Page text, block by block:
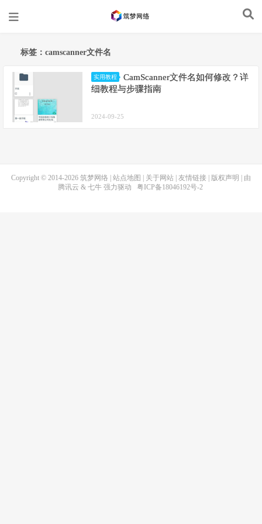
标签：camscanner文件名
实用教程
CamScanner文件名如何修改？详
细教程与步骤指南
2024-09-25
Copyright © 2014-2026 筑梦网络 站点地图 关于网站 友情链接 版权声明
| 由
腾讯云 & 七牛强力驱动 粤ICP备18046192号-2